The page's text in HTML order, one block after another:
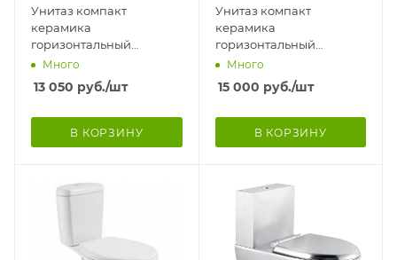
Унитаз компакт
керамика
горизонтальный
(универсальный) выпуск
(630×345×755)
Комплектация Люкс
Много
13 050 руб./шт
В КОРЗИНУ
Унитаз компакт
керамика
горизонтальный
(универсальный) выпуск
(630x345x755) Антивс
Комплектация К+
Много
15 000 руб./шт
В КОРЗИНУ